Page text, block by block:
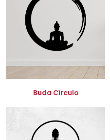
Buda Círculo